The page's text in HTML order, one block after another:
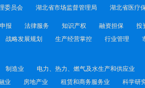
委员会 湖北省市场监督管理局 湖北省医疗
报 法律服务 知识产权 融资担保 投
战略发展规划 生产经营掌控 行业管理
制造业 电力、热力、燃气及水生产和供应业
业 房地产业 租赁和商务服务业 科学研